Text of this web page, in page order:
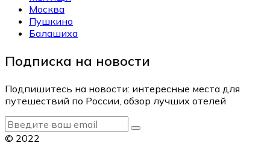
Москва
Пушкино
Балашиха
Подписка на новости
Подпишитесь на новости: интересные места для
путешествий по России, обзор лучших отелей
© 2022